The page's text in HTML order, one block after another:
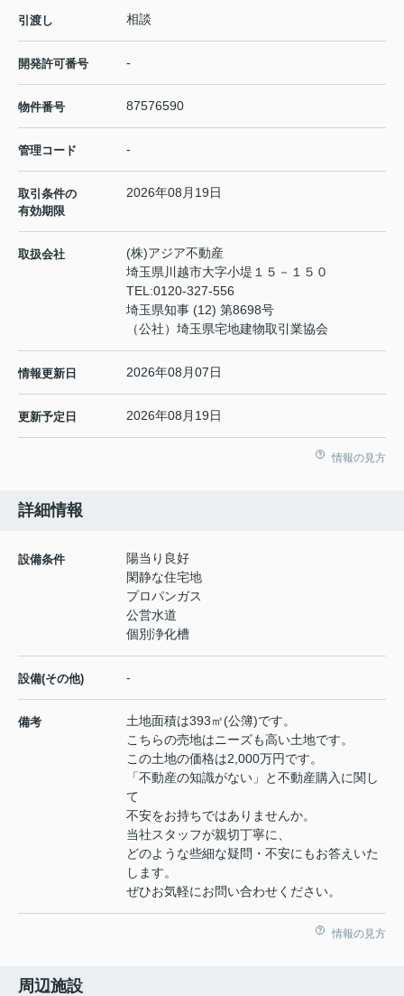
引渡し 相談
開発許可番号 -
物件番号 87576590
管理コード -
取引条件の
有効期限
2026年08月19日
取扱会社
(株)アジア不動産
埼玉県川越市大字小堤１５－１５０
TEL:0120-327-556
埼玉県知事 (12) 第8698号
（公社）埼玉県宅地建物取引業協会
情報更新日 2026年08月07日
更新予定日 2026年08月19日
情報の見方
詳細情報
設備条件
陽当り良好
閑静な住宅地
プロパンガス
公営水道
個別浄化槽
設備(その他) -
備考
土地面積は393㎡(公簿)です。
こちらの売地はニーズも高い土地です。
この土地の価格は2,000万円です。
「不動産の知識がない」と不動産購入に関し
て
不安をお持ちではありませんか。
当社スタッフが親切丁寧に、
どのような些細な疑問・不安にもお答えいた
します。
ぜひお気軽にお問い合わせください。
情報の見方
周辺施設